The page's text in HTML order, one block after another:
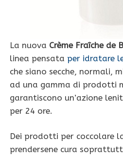
La nuova Crème Fraîche de
linea pensata per idratare
che siano secche, normali,
ad una gamma di prodotti
garantiscono un’azione
per 24 ore.
Dei prodotti per coccolare
prendersene cura